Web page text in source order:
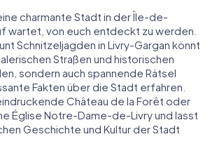
charmante Stadt in der Île-de-
wartet, von euch entdeckt zu werden.
Schnitzeljagden in Livry-Gargan könnt
Straßen und historischen
sondern auch spannende Rätsel
Fakten über die Stadt erfahren.
Château de la Forêt oder
Église Notre-Dame-de-Livry und lasst
Geschichte und Kultur der Stadt